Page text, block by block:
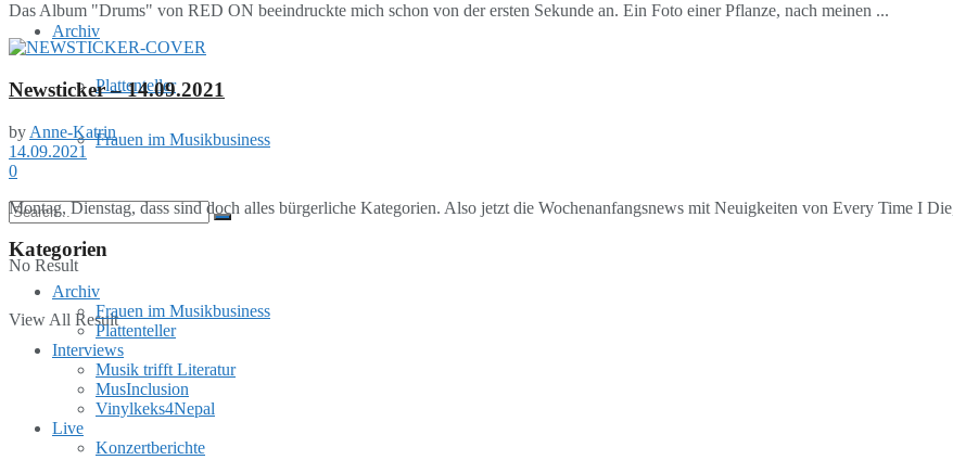
Archiv
Plattenteller
Frauen im Musikbusiness
No Result
View All Result
Das Album "Drums" von RED ON beeindruckte mich schon von der ersten Sekunde an. Ein Foto einer Pflanze, nach meinen ...
Newsticker – 14.09.2021
by Anne-Katrin
14.09.2021
0
Montag, Dienstag, dass sind doch alles bürgerliche Kategorien. Also jetzt die Wochenanfangsnews mit Neuigkeiten von Every Time I
Kategorien
Archiv
Frauen im Musikbusiness
Plattenteller
Interviews
Musik trifft Literatur
MusInclusion
Vinylkeks4Nepal
Live
Konzertberichte